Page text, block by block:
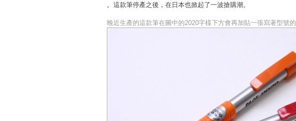
。這款筆停產之後，在日本也掀起了一波搶購潮。
晚近生產的這款筆在圖中的2020字樣下方會再加貼一張寫著型號的